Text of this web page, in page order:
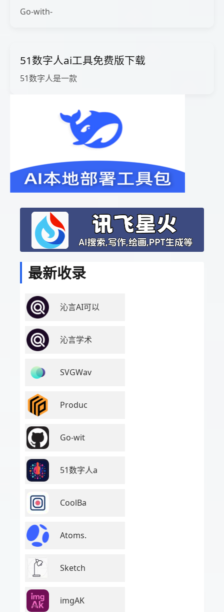
Go-with-
51数字人ai工具免费版下载
51数字人是一款
最新收录
沁言AI可以
沁言学术
SVGWav
Produc
Go-wit
51数字人a
CoolBa
Atoms.
Sketch
imgAK